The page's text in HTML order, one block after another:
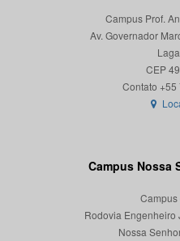
Campus Prof.
Av. Governador
CEP
Campus Nossa
Campus
Rodovia Engenheiro
Nossa